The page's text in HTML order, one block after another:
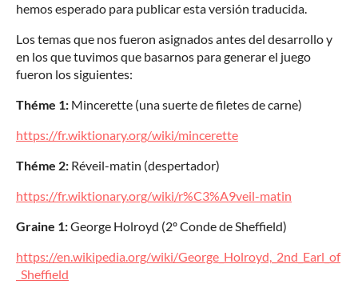
hemos esperado para publicar esta versión traducida.
Los temas que nos fueron asignados antes del desarrollo y
en los que tuvimos que basarnos para generar el juego
fueron los siguientes:
Théme 1: Mincerette (una suerte de filetes de carne)
https://fr.wiktionary.org/wiki/mincerette
Théme 2: Réveil-matin (despertador)
https://fr.wiktionary.org/wiki/r%C3%A9veil-matin
Graine 1:George Holroyd (2º Conde de Sheffield)
https://en.wikipedia.org/wiki/George_Holroyd,_2nd_Earl_of
_Sheffield